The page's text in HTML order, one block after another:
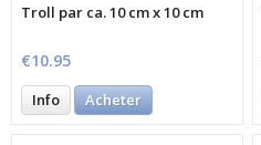
Troll par ca. 10 cm x 10 cm
€10.95
Info Acheter